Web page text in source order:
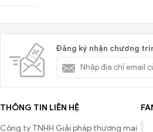
Đăng ký nhận chương
THÔNG TIN LIÊN HỆ
Công ty TNHH Giải pháp thương mại